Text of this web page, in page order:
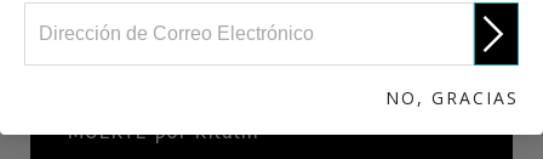
El Ritalin Lleva a Otras Drogas
MUERTE por Ritalin
NO, GRACIAS